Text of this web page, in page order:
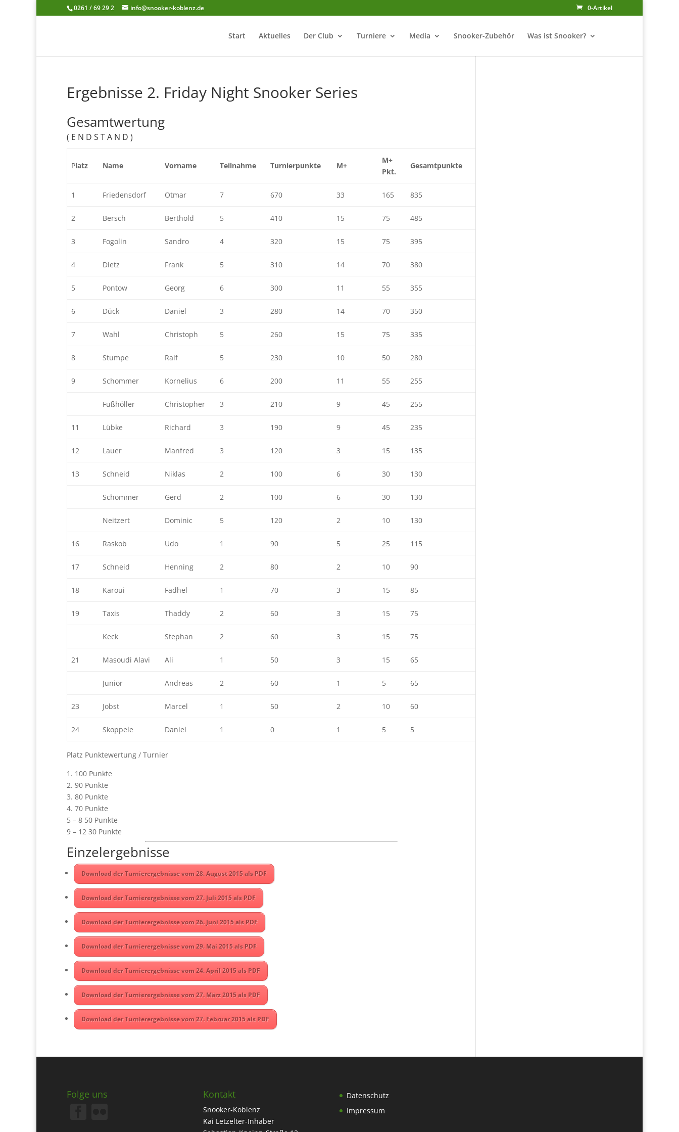
0261 / 69 29 2 info@snooker-koblenz.de 0-Artikel
Start Aktuelles Der Club Turniere Media Snooker-Zubehör Was ist Snooker?
Ergebnisse 2. Friday Night Snooker Series
Gesamtwertung
( E N D S T A N D )
Platz Name Vorname Teilnahme Turnierpunkte M+
M+
Pkt.
Gesamtpunkte
1 Friedensdorf Otmar 7 670 33 165 835
2 Bersch Berthold 5 410 15 75 485
3 Fogolin Sandro 4 320 15 75 395
4 Dietz Frank 5 310 14 70 380
5 Pontow Georg 6 300 11 55 355
6 Dück Daniel 3 280 14 70 350
7 Wahl Christoph 5 260 15 75 335
8 Stumpe Ralf 5 230 10 50 280
9 Schommer Kornelius 6 200 11 55 255
Fußhöller Christopher 3 210 9 45 255
11 Lübke Richard 3 190 9 45 235
12 Lauer Manfred 3 120 3 15 135
13 Schneid Niklas 2 100 6 30 130
Schommer Gerd 2 100 6 30 130
Neitzert Dominic 5 120 2 10 130
16 Raskob Udo 1 90 5 25 115
17 Schneid Henning 2 80 2 10 90
18 Karoui Fadhel 1 70 3 15 85
19 Taxis Thaddy 2 60 3 15 75
Keck Stephan 2 60 3 15 75
21 Masoudi Alavi Ali 1 50 3 15 65
Junior Andreas 2 60 1 5 65
23 Jobst Marcel 1 50 2 10 60
24 Skoppele Daniel 1 0 1 5 5
Platz Punktewertung / Turnier
1. 100 Punkte
2. 90 Punkte
3. 80 Punkte
4. 70 Punkte
5 – 8 50 Punkte
9 – 12 30 Punkte
Einzelergebnisse
Download der Turnierergebnisse vom 28. August 2015 als PDF
Download der Turnierergebnisse vom 27. Juli 2015 als PDF
Download der Turnierergebnisse vom 26. Juni 2015 als PDF
Download der Turnierergebnisse vom 29. Mai 2015 als PDF
Download der Turnierergebnisse vom 24. April 2015 als PDF
Download der Turnierergebnisse vom 27. März 2015 als PDF
Download der Turnierergebnisse vom 27. Februar 2015 als PDF
Folge uns Kontakt
Snooker-Koblenz
Kai Letzelter-Inhaber
Datenschutz
Impressum